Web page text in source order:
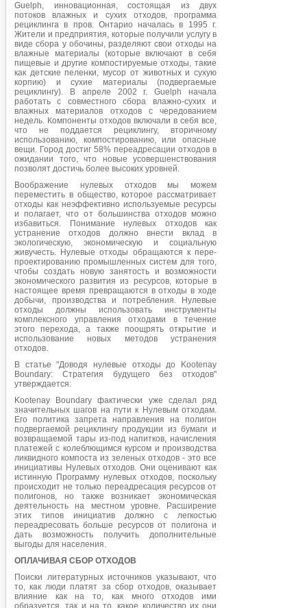
Guelph, инновационная, состоящая из двух
потоков влажных и сухих отходов, программа
рециклинга в пров. Онтарио началась в 1995 г.
Жители и предприятия, которые получили услугу в
виде сбора у обочины, разделяют свои отходы на
влажные материалы (которые включают в себя
пищевые и другие компостируемые отходы, такие
как детские пеленки, мусор от животных и сухую
корпию) и сухие материалы (подвергаемые
рециклингу). В апреле 2002 г. Guelph начала
работать с совместного сбора влажно-сухих и
влажных материалов отходов с чередованием
недель. Компоненты отходов включали в себя все,
что не поддается рециклингу, вторичному
использованию, компостированию, или опасные
вещи. Город достиг 58% переадресации отходов в
ожидании того, что новые усовершенствования
позволят достичь более высоких уровней.
Воображение нулевых отходов мы можем
переместить в общество, которое рассматривает
отходы как неэффективно используемые ресурсы
и полагает, что от большинства отходов можно
избавиться. Понимание нулевых отходов как
устранение отходов должно внести вклад в
экологическую, экономическую и социальную
живучесть. Нулевые отходы обращаются к пере-
проектированию промышленных систем для того,
чтобы создать новую занятость и возможности
экономического развития из ресурсов, которые в
настоящее время превращаются в отходы в ходе
добычи, производства и потребления. Нулевые
отходы должны использовать инструменты
комплексного управления отходами в течение
этого перехода, а также поощрять открытие и
использование новых методов устранения
отходов.
В статье "Доводя нулевые отходы до Kootenay
Boundary: Стратегия будущего без отходов"
утверждается:
Kootenay Boundary фактически уже сделал ряд
значительных шагов на пути к Нулевым отходам.
Его политика запрета направления на полигон
подвергаемой рециклингу продукции из бумаги и
возвращаемой тары из-под напитков, начисления
платежей с колеблющимся курсом и производства
ликвидного компоста из зеленых отходов - это все
инициативы Нулевых отходов. Они оценивают как
истинную Программу нулевых отходов, поскольку
происходит не только переадресация ресурсов от
полигонов, но также возникает экономическая
деятельность на местном уровне. Расширение
этих типов инициатив должно с легкостью
переадресовать больше ресурсов от полигона и
дать возможность получить дополнительные
выгоды для населения.
ОПЛАЧИВАЯ СБОР ОТХОДОВ
Поиски литературных источников указывают, что
то, как люди платят за сбор отходов, оказывает
влияние как на то, как много отходов ими
образуется, так и на то, какое количество их они